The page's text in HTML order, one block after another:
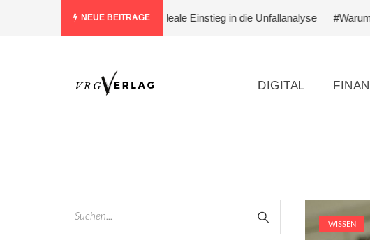
NEUE BEITRÄGE
nur bewerten – der ideale Einstieg in die Unfallanalyse #Warum
DIGITAL
WISSEN